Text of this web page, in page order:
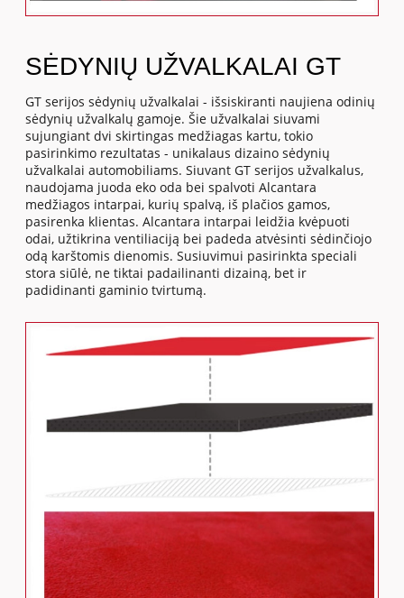
SĖDYNIŲ UŽVALKALAI GT
GT serijos sėdynių užvalkalai - išsiskiranti naujiena odinių
sėdynių užvalkalų gamoje. Šie užvalkalai siuvami
sujungiant dvi skirtingas medžiagas kartu, tokio
pasirinkimo rezultatas - unikalaus dizaino sėdynių
užvalkalai automobiliams. Siuvant GT serijos užvalkalus,
naudojama juoda eko oda bei spalvoti Alcantara
medžiagos intarpai, kurių spalvą, iš plačios gamos,
pasirenka klientas. Alcantara intarpai leidžia kvėpuoti
odai, užtikrina ventiliaciją bei padeda atvėsinti sėdinčiojo
odą karštomis dienomis. Susiuvimui pasirinkta speciali
stora siūlė, ne tiktai padailinanti dizainą, bet ir
padidinanti gaminio tvirtumą.